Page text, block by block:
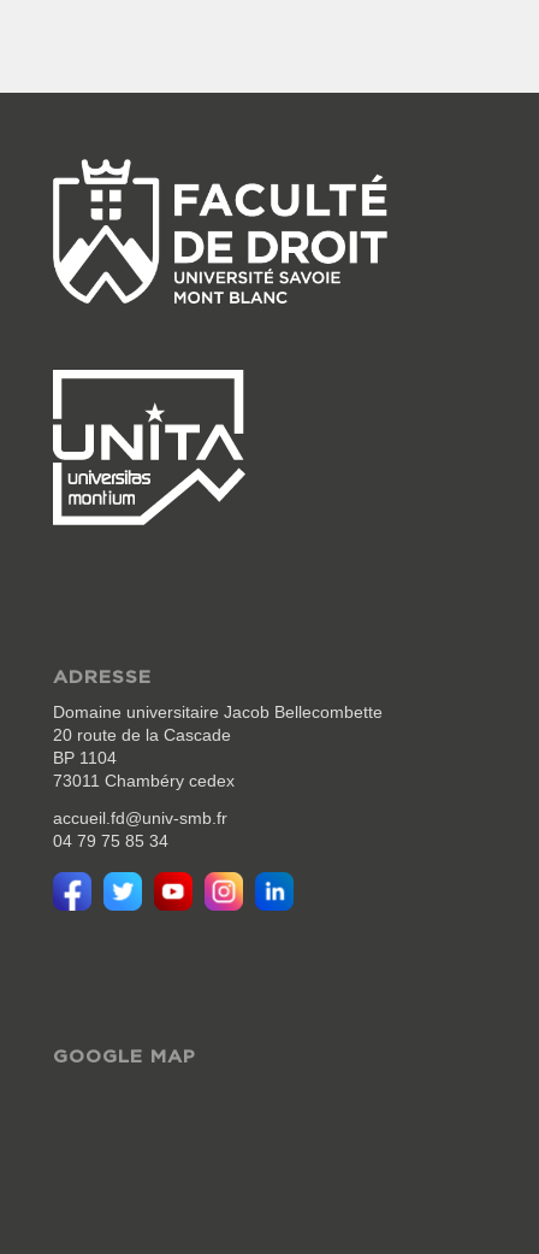
ADRESSE
Domaine universitaire Jacob Bellecombette
20 route de la Cascade
BP 1104
73011 Chambéry cedex
accueil.fd@univ-smb.fr
04 79 75 85 34
GOOGLE MAP